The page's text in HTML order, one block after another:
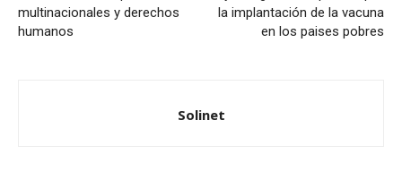
multinacionales y derechos
humanos
la implantación de la vacuna
en los paises pobres
Solinet